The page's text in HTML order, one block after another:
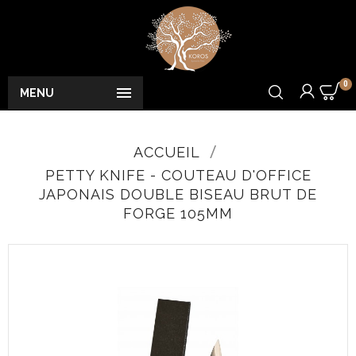

MENU
0
ACCUEIL
PETTY KNIFE - COUTEAU D'OFFICE
JAPONAIS DOUBLE BISEAU BRUT DE
FORGE 105MM